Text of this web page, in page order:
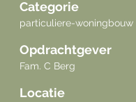
Categorie
particuliere-woningbouw
Opdrachtgever
Fam. C Berg
Locatie